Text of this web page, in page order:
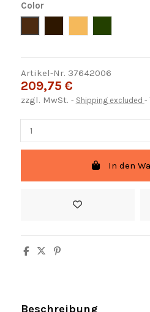
Color
Artikel-Nr. 37642006
209,75 €
zzgl. MwSt. Shipping excluded
In den
Beschreibung